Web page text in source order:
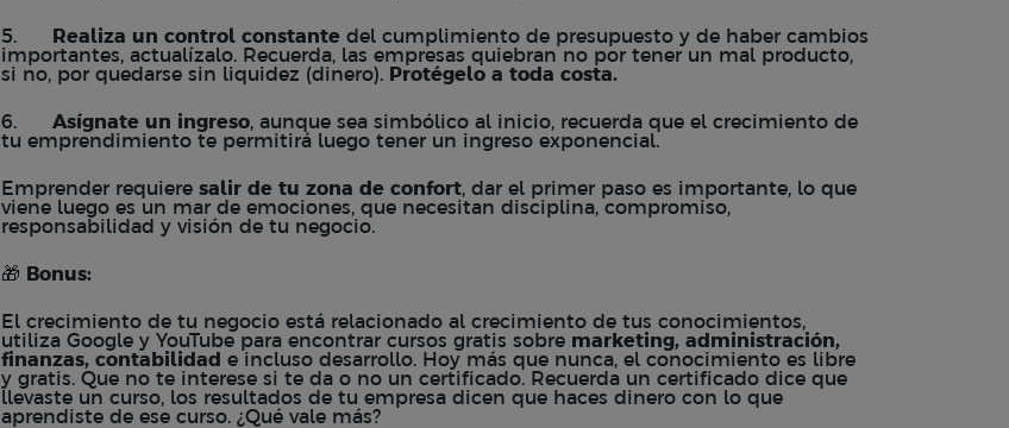
5. Realiza un control constante del cumplimiento de presupuesto y de haber cambios
importantes, actualízalo. Recuerda, las empresas quiebran no por tener un mal producto,
si no, por quedarse sin liquidez (dinero). Protégelo a toda costa.
6. Asígnate un ingreso, aunque sea simbólico al inicio, recuerda que el crecimiento de
tu emprendimiento te permitirá luego tener un ingreso exponencial.
Emprender requiere salir de tu zona de confort, dar el primer paso es importante, lo que
viene luego es un mar de emociones, que necesitan disciplina, compromiso,
responsabilidad y visión de tu negocio.
🎁 Bonus:
El crecimiento de tu negocio está relacionado al crecimiento de tus conocimientos,
utiliza Google y YouTube para encontrar cursos gratis sobre marketing, administración,
finanzas, contabilidad e incluso desarrollo. Hoy más que nunca, el conocimiento es libre
y gratis. Que no te interese si te da o no un certificado. Recuerda un certificado dice que
llevaste un curso, los resultados de tu empresa dicen que haces dinero con lo que
aprendiste de ese curso. ¿Qué vale más?